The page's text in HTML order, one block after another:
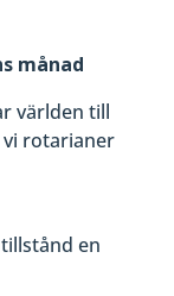
månad
världen till
rotarianer
en